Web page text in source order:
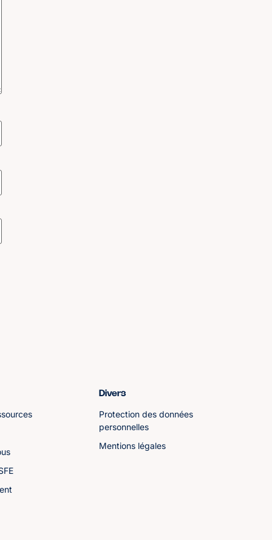
Divers
Protection des données
personnelles
Mentions légales